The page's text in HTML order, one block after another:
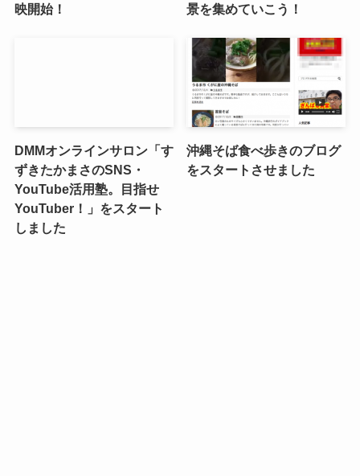
映開始！
景を集めていこう！
DMMオンラインサロン「す
ずきたかまさのSNS・
YouTube活用塾。目指せ
YouTuber！」をスタート
しました
沖縄そば食べ歩きのブログ
をスタートさせました